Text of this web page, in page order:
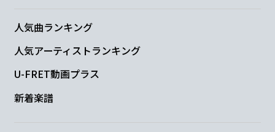
人気曲ランキング
人気アーティストランキング
U-FRET動画プラス
新着楽譜